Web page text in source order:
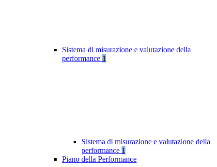
Sistema di misurazione e valutazione della
performance 1
Sistema di misurazione e valutazione della
performance 1
Piano della Performance